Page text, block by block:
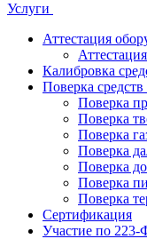
Услуги
Аттестация
Калибровка
Поверка
Поверка
Поверка
Поверка
Поверка
Поверка
Поверка
Поверка
Сертификация
Участие по